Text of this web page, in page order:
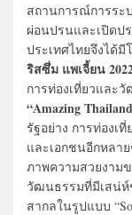
สถานการณ์การระ
ผ่อนปรนและเปิดป
ประเทศไทยจึงได้
ริสซึ่ม แพเจี้ยน
การท่องเที่ยวและ
“Amazing
รัฐอย่าง การท่องเ
และเอกชนอีกหลา
ภาพความสวยงาม
วัฒนธรรมที่มีเสน่ห์
สากลในรูปแบบ